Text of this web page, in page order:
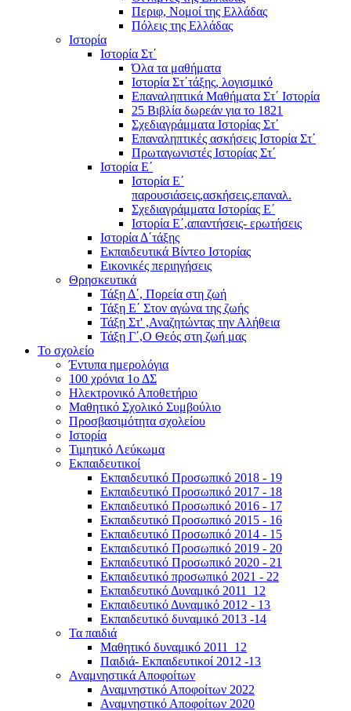
Περιφ, Νομοί της Ελλάδας
Πόλεις της Ελλάδας
Ιστορία
Ιστορία Στ΄
Όλα τα μαθήματα
Ιστορία Στ΄τάξης, λογισμικό
Επαναληπτικά Μαθήματα Στ΄ Ιστορία
25 Βιβλία δωρεάν για το 1821
Σχεδιαγράμματα Ιστορίας Στ΄
Επαναληπτικές ασκήσεις Ιστορία Στ΄
Πρωταγωνιστές Ιστορίας Στ΄
Ιστορία Ε΄
Ιστορία Ε΄
παρουσιάσεις,ασκήσεις,επαναλ.
Σχεδιαγράμματα Ιστορίας Ε΄
Ιστορία Ε΄,απαντήσεις- ερωτήσεις
Ιστορία Δ΄τάξης
Εκπαιδευτικά Βίντεο Ιστορίας
Εικονικές περιηγήσεις
Θρησκευτικά
Τάξη Δ΄, Πορεία στη ζωή
Τάξη Ε΄ Στον αγώνα της ζωής
Τάξη Στ' ,Αναζητώντας την Αλήθεια
Τάξη Γ΄,Ο Θεός στη ζωή μας
Το σχολείο
Έντυπα ημερολόγια
100 χρόνια 1ο ΔΣ
Ηλεκτρονικό Αποθετήριο
Μαθητικό Σχολικό Συμβούλιο
Προσβασιμότητα σχολείου
Ιστορία
Τιμητικό Λεύκωμα
Εκπαιδευτικοί
Εκπαιδευτικό Προσωπικό 2018 - 19
Εκπαιδευτικό Προσωπικό 2017 - 18
Εκπαιδευτικό Προσωπικό 2016 - 17
Εκπαιδευτικό Προσωπικό 2015 - 16
Εκπαιδευτικό Προσωπικό 2014 - 15
Εκπαιδευτικό Προσωπικό 2019 - 20
Εκπαιδευτικό Προσωπικό 2020 - 21
Εκπαιδευτικό προσωπικό 2021 - 22
Εκπαιδευτικό Δυναμικό 2011_12
Εκπαιδευτικό Δυναμικό 2012 - 13
Εκπαιδευτικό δυναμικό 2013 -14
Τα παιδιά
Μαθητικό δυναμικό 2011_12
Παιδιά- Εκπαιδευτικοί 2012 -13
Αναμνηστικά Αποφοίτων
Αναμνηστικό Αποφοίτων 2022
Αναμνηστικό Αποφοίτων 2020